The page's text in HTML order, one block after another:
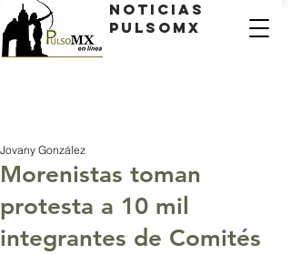
Noticias
PulsoMX
Morenistas toman
protesta a 10 mil
integrantes de Comités
Jovany González